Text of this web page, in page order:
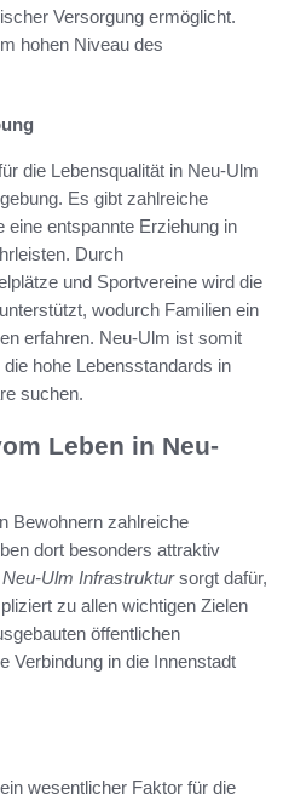
Versorgung ermöglicht.
hohen Niveau des
die Lebensqualität in Neu-Ulm
Es gibt zahlreiche
eine entspannte Erziehung in
Durch
und Sportvereine wird die
wodurch Familien ein
erfahren. Neu-Ulm ist somit
hohe Lebensstandards in
suchen.
Leben in Neu-
Bewohnern zahlreiche
dort besonders attraktiv
Neu-Ulm Infrastruktursorgt dafür,
zu allen wichtigen Zielen
öffentlichen
Verbindung in die Innenstadt
wesentlicher Faktor für die